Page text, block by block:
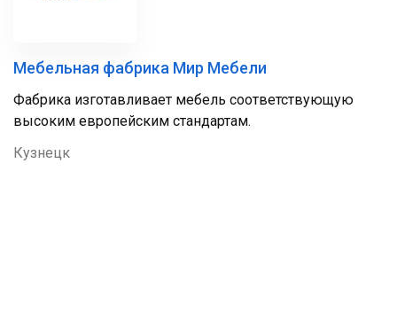
Мебельная фабрика Мир Мебели
Фабрика изготавливает мебель соответствующую
высоким европейским стандартам.
Кузнецк